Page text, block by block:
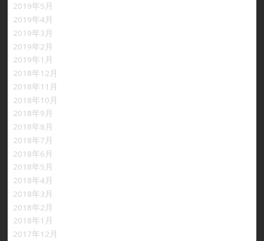
2019年5月
2019年4月
2019年3月
2019年2月
2019年1月
2018年12月
2018年11月
2018年10月
2018年9月
2018年8月
2018年7月
2018年6月
2018年5月
2018年4月
2018年3月
2018年2月
2018年1月
2017年12月